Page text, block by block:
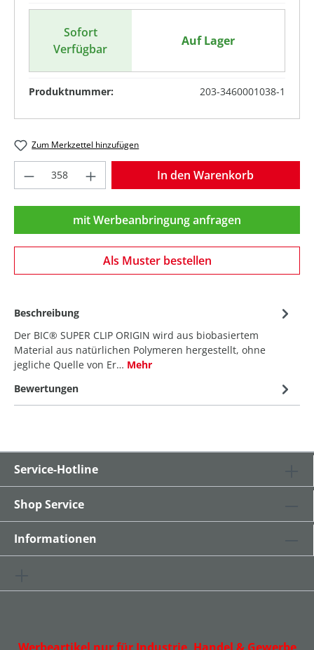
Sofort
Verfügbar
Auf Lager
Produktnummer: 203-3460001038-1
Zum Merkzettel hinzufügen
Produkt Anzahl: Gib den gewünschten
In den Warenkorb
mit Werbeanbringung anfragen
Als Muster bestellen
Beschreibung
Der BIC® SUPER CLIP ORIGIN wird aus biobasiertem
Material aus natürlichen Polymeren hergestellt, ohne
jegliche Quelle von Er… Mehr
Bewertungen
Service-Hotline
Shop Service
Informationen
Werbeartikel nur für Industrie, Handel & Gewerbe